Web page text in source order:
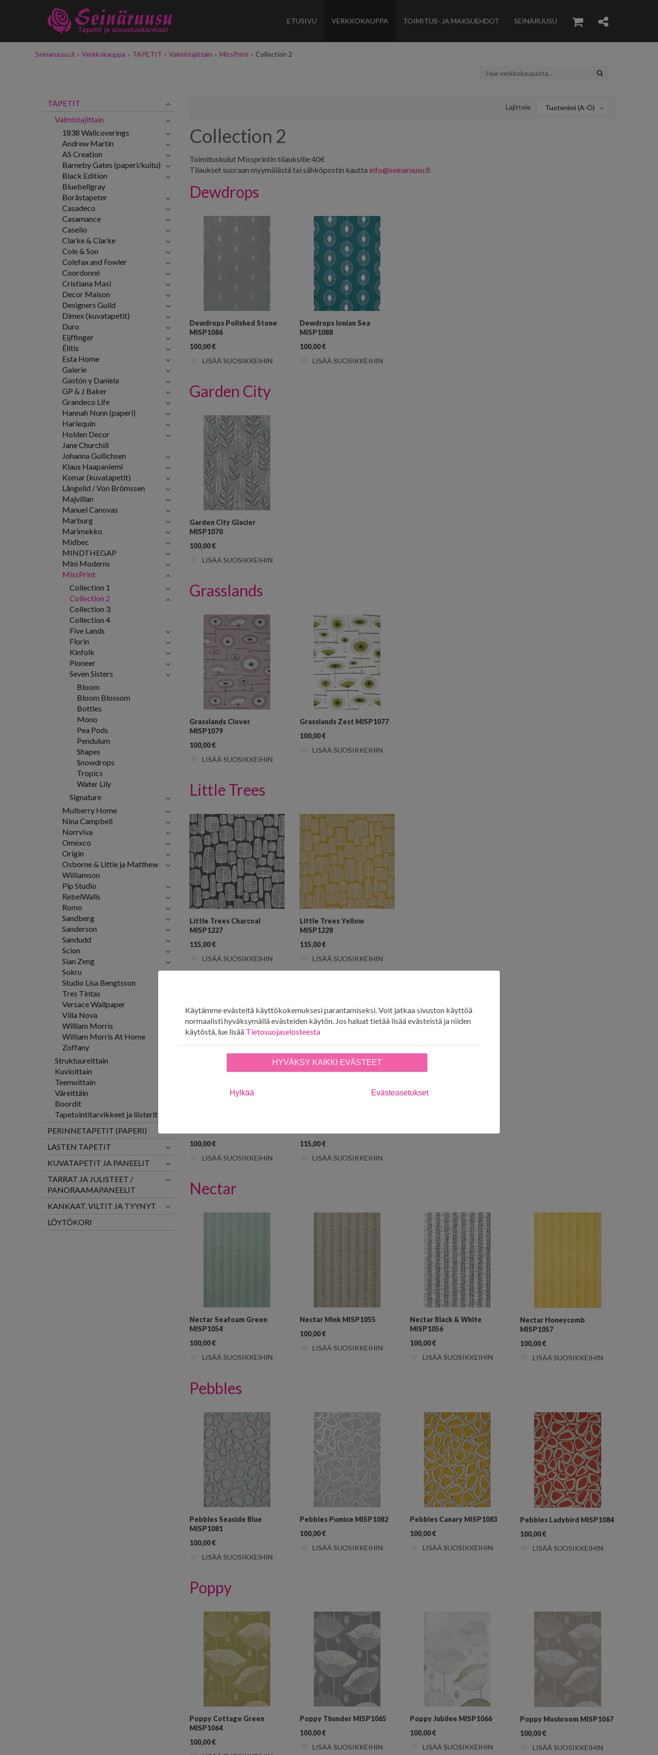
ETUSIVU VERKKOKAUPPA TOIMITUS- JA MAKSUEHDOT SEINÄRUUSU
Seinaruusu.fi › Verkkokauppa › TAPETIT › Valmistajittain › MissPrint › Collection 2
Lajittele Tuotenimi (A-Ö)
Collection 2
Toimituskulut Missprintin tilauksille 40€
Tilaukset suoraan myymälästä tai sähköpostin kautta info@seinaruusu.fi
Dewdrops
Dewdrops Polished Stone
MISP1086
100,00€
LISÄÄ SUOSIKKEIHIN
Dewdrops Ionian Sea
MISP1088
100,00€
LISÄÄ SUOSIKKEIHIN
Garden City
Garden City Glacier
MISP1070
100,00€
LISÄÄ SUOSIKKEIHIN
Grasslands
Grasslands Clover
MISP1079
100,00€
LISÄÄ SUOSIKKEIHIN
Grasslands Zest MISP1077
100,00€
LISÄÄ SUOSIKKEIHIN
Little Trees
Little Trees Charcoal
MISP1227
115,00€
LISÄÄ SUOSIKKEIHIN
Little Trees Yellow
MISP1228
115,00€
LISÄÄ SUOSIKKEIHIN
100,00€
LISÄÄ SUOSIKKEIHIN
115,00€
LISÄÄ SUOSIKKEIHIN
Nectar
Nectar Seafoam Green
MISP1054
100,00€
LISÄÄ SUOSIKKEIHIN
Nectar Mink MISP1055
100,00€
LISÄÄ SUOSIKKEIHIN
Nectar Black & White
MISP1056
100,00€
LISÄÄ SUOSIKKEIHIN
Nectar Honeycomb
MISP1057
100,00€
LISÄÄ SUOSIKKEIHIN
Pebbles
Pebbles Seaside Blue
MISP1081
100,00€
LISÄÄ SUOSIKKEIHIN
Pebbles Pumice MISP1082
100,00€
LISÄÄ SUOSIKKEIHIN
Pebbles Canary MISP1083
100,00€
LISÄÄ SUOSIKKEIHIN
Pebbles Ladybird MISP1084
100,00€
LISÄÄ SUOSIKKEIHIN
Poppy
Poppy Cottage Green
MISP1064
100,00€
Poppy Thunder MISP1065
100,00€
LISÄÄ SUOSIKKEIHIN
Poppy Jubilee MISP1066
100,00€
LISÄÄ SUOSIKKEIHIN
Poppy Mushroom MISP1067
100,00€
LISÄÄ SUOSIKKEIHIN
TAPETIT
Valmistajittain
1838 Wallcoverings
Andrew Martin
AS Creation
Barneby Gates (paperi/kuitu)
Black Edition
Bluebellgray
Boråstapeter
Casadeco
Casamance
Caselio
Clarke & Clarke
Cole & Son
Colefax and Fowler
Coordonné
Cristiana Masi
Decor Maison
Designers Guild
Dimex (kuvatapetit)
Duro
Eijffinger
Élitis
Esta Home
Galerie
Gastón y Daniela
GP & J Baker
Grandeco Life
Hannah Nunn (paperi)
Harlequin
Holden Decor
Jane Churchill
Johanna Gullichsen
Klaus Haapaniemi
Komar (kuvatapetit)
Långelid / Von Brömssen
Majvillan
Manuel Canovas
Marburg
Marimekko
Midbec
MINDTHEGAP
Mini Moderns
MissPrint
Collection 1
Collection 2
Collection 3
Collection 4
Five Lands
Florin
Kinfolk
Pioneer
Seven Sisters
Bloom
Bloom Blossom
Bottles
Mono
Pea Pods
Pendulum
Shapes
Snowdrops
Tropics
Water Lily
Signature
Mulberry Home
Nina Campbell
Norrviva
Omexco
Origin
Osborne & Little ja Matthew
Williamson
Pip Studio
RebelWalls
Romo
Sandberg
Sanderson
Sandudd
Scion
Sian Zeng
Sokru
Studio Lisa Bengtsson
Tres Tintas
Versace Wallpaper
Villa Nova
William Morris
William Morris At Home
Zoffany
Struktuureittain
Kuvioittain
Teemoittain
Väreittäin
Boordit
Tapetointitarvikkeet ja liisterit
PERINNETAPETIT (PAPERI)
LASTEN TAPETIT
KUVATAPETIT JA PANEELIT
TARRAT JA JULISTEET /
PANORAAMAPANEELIT
KANKAAT, VILTIT JA TYYNYT
LÖYTÖKORI
Käytämme evästeitä käyttökokemuksesi parantamiseksi. Voit jatkaa sivuston käyttöä
normaalisti hyväksymällä evästeiden käytön. Jos haluat tietää lisää evästeistä ja niiden
käytöstä, lue lisää Tietosuojaselosteesta
HYVÄKSY KAIKKI EVÄSTEET
Hylkää Evästeasetukset